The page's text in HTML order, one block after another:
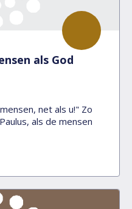
als God
net als u!" Zo
als de mensen